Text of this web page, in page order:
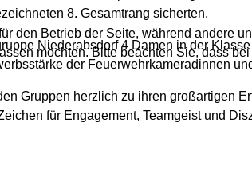
8. Gesamtrang sicherten.
Niederabsdorf 4 Damen in der
der Feuerwehrkameradinnen
Gruppen herzlich zu ihren großartigen
für Engagement, Teamgeist und
den Betrieb der Seite, während andere
möchten. Bitte beachten Sie, dass